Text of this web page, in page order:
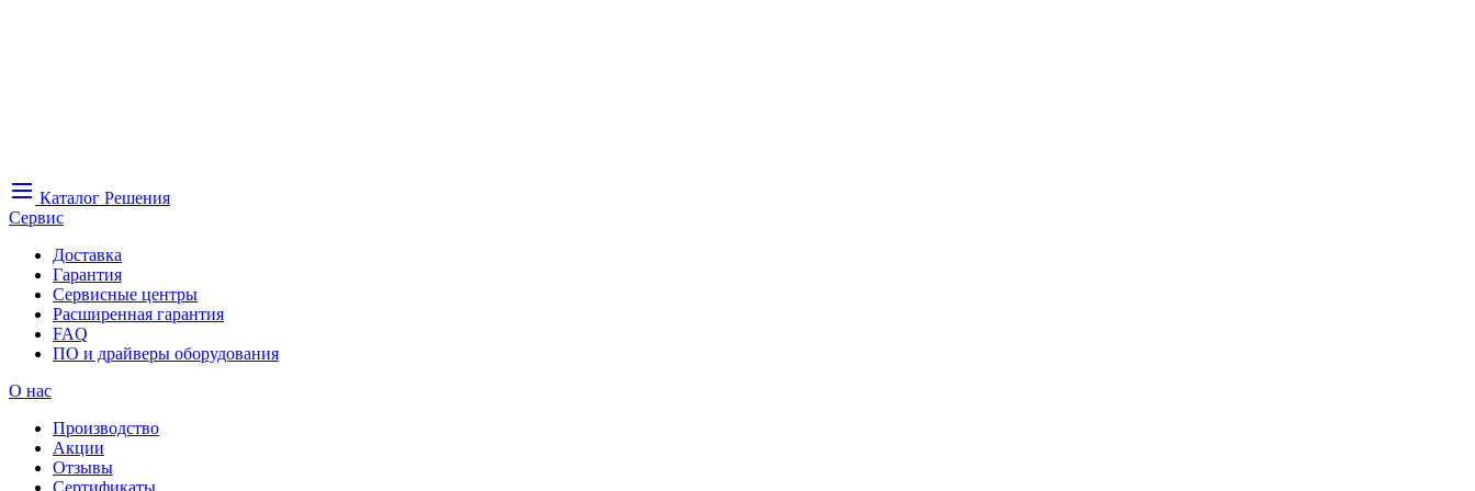
Каталог Решения
Сервис
Доставка
Гарантия
Сервисные центры
Расширенная гарантия
FAQ
ПО и драйверы оборудования
О нас
Производство
Акции
Отзывы
Сертификаты